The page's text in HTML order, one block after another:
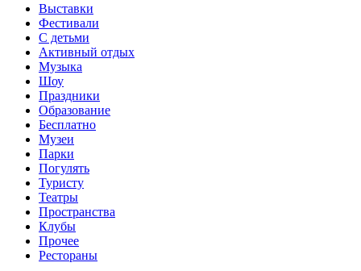
Выставки
Фестивали
С детьми
Активный отдых
Музыка
Шоу
Праздники
Образование
Бесплатно
Музеи
Парки
Погулять
Туристу
Театры
Пространства
Клубы
Прочее
Рестораны